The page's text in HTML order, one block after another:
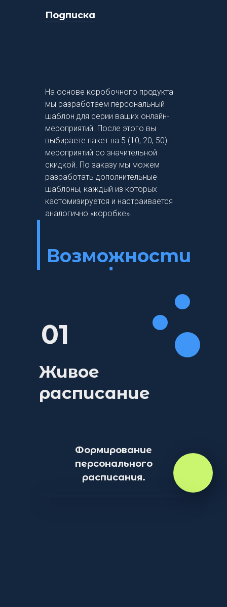
Подписка
На основе коробочного продукта
мы разработаем персональный
шаблон для серии ваших онлайн-
мероприятий. После этого вы
выбираете пакет на 5 (10, 20, 50)
мероприятий со значительной
скидкой. По заказу мы можем
разработать дополнительные
шаблоны, каждый из которых
кастомизируется и настраивается
аналогично «коробке».
Возможности
платформы
Живое
расписание
01
Формирование
персонального
расписания.